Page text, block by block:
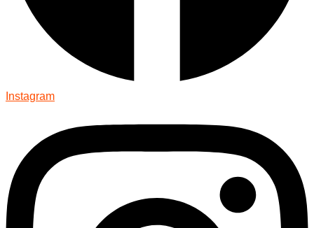
Instagram